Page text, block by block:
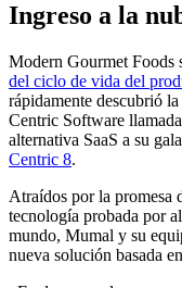
Ingreso a la
Modern Gourmet Foods
del ciclo de vida del
rápidamente descubrió
Centric Software
alternativa SaaS a su
Centric 8.
Atraídos por la promesa
tecnología probada por
mundo, Mumal y su
nueva solución basada